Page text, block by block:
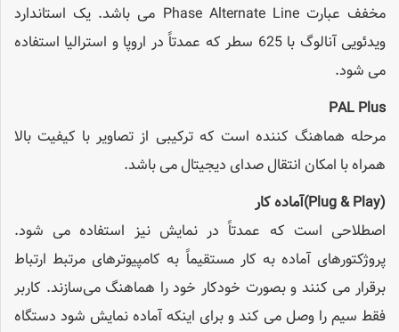
مخفف عبارت Phase Alternate Line می باشد. یک استاندارد
ویدئویی آنالوگ با 625 سطر که عمدتاً در اروپا و استرالیا استفاده
می شود.
PAL Plus
مرحله هماهنگ کننده است که ترکیبی از تصاویر با کیفیت بالا
همراه با امکان انتقال صدای دیجیتال می‌ باشد.
(Plug & Play)
آماده کار
اصطلاحی است که عمدتاً در نمایش نیز استفاده می شود.
پروژکتورهای آماده به کار مستقیماً به کامپیوترهای مرتبط ارتباط
برقرار می کنند و بصورت خودکار خود را هماهنگ می‌سازند. کاربر
فقط سیم را وصل می کند و برای اینکه آماده نمایش شود دستگاه